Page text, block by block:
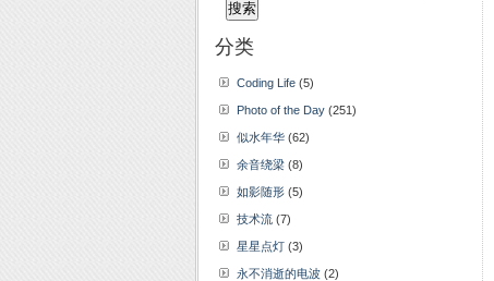
索：
分类
Coding Life (5)
Photo of the Day (251)
似水年华 (62)
余音绕梁 (8)
如影随形 (5)
技术流 (7)
星星点灯 (3)
永不消逝的电波 (2)